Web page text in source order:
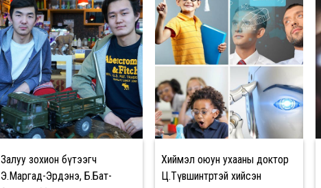
Залуу зохион бүтээгч
Э.Маргад-Эрдэнэ, Б.Бат-
Хиймэл оюун ухааны доктор
Ц.Түвшинтөртэй хийсэн